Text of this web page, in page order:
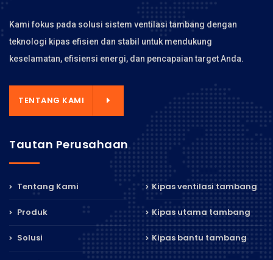
Kami fokus pada solusi sistem ventilasi tambang dengan
teknologi kipas efisien dan stabil untuk mendukung
keselamatan, efisiensi energi, dan pencapaian target Anda.
TENTANG KAMI
Tautan Perusahaan
Tentang Kami
Produk
Solusi
Kipas ventilasi tambang
Kipas utama tambang
Kipas bantu tambang